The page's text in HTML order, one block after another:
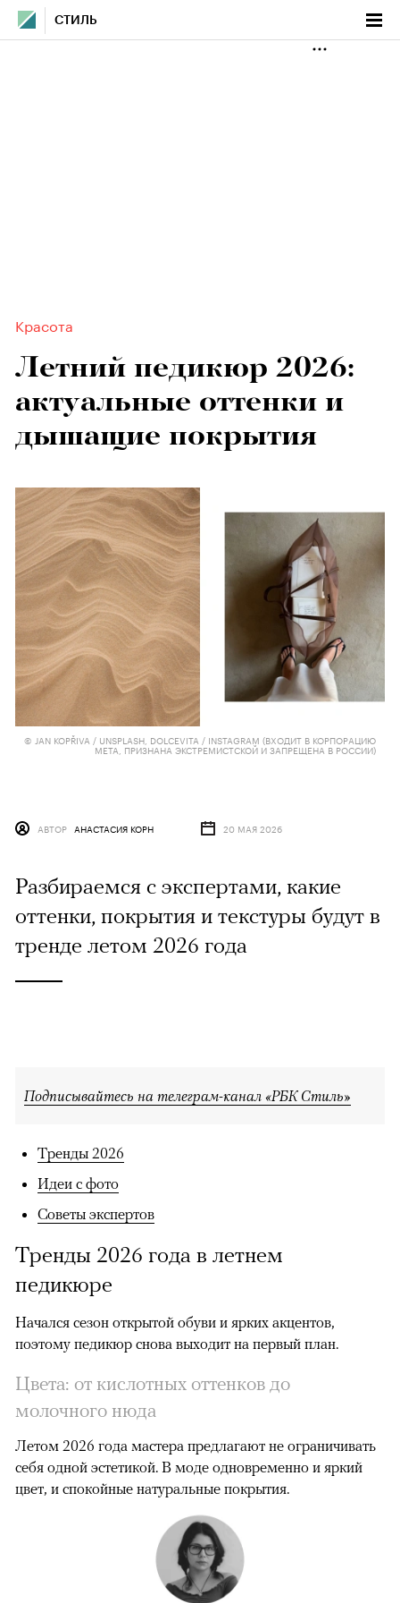
СТИЛЬ
Красота
Летний педикюр 2026:
актуальные оттенки и
дышащие покрытия
© JAN KOPŘIVA / UNSPLASH, DOLCEVITA / INSTAGRAM (ВХОДИТ В КОРПОРАЦИЮ
META, ПРИЗНАНА ЭКСТРЕМИСТСКОЙ И ЗАПРЕЩЕНА В РОССИИ)
АВТОР АНАСТАСИЯ КОРН 20 МАЯ 2026
Разбираемся с экспертами, какие
оттенки, покрытия и текстуры будут в
тренде летом 2026 года
Подписывайтесь на телеграм-канал «РБК Стиль»
Тренды 2026
Идеи с фото
Советы экспертов
Тренды 2026 года в летнем
педикюре
Начался сезон открытой обуви и ярких акцентов,
поэтому педикюр снова выходит на первый план.
Цвета: от кислотных оттенков до
молочного нюда
Летом 2026 года мастера предлагают не ограничивать
себя одной эстетикой. В моде одновременно и яркий
цвет, и спокойные натуральные покрытия.